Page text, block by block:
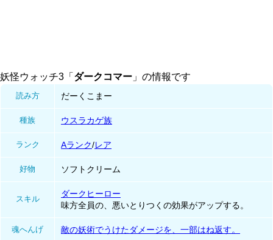
妖怪ウォッチ3「 ダークコマー 」の情報です
読み方 だーくこまー
種族 ウスラカゲ族
ランク Aランク/レア
好物 ソフトクリーム
スキル
ダークヒーロー
味方全員の、悪いとりつくの効果がアップする。
魂へんげ 敵の妖術でうけたダメージを、一部はね返す。